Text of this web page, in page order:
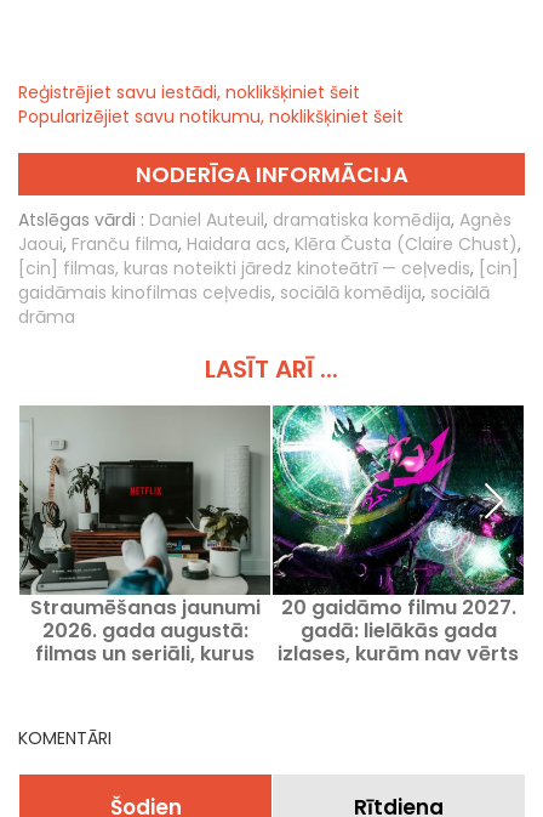
Reģistrējiet savu iestādi, noklikšķiniet šeit
Popularizējiet savu notikumu, noklikšķiniet šeit
NODERĪGA INFORMĀCIJA
Atslēgas vārdi : Daniel Auteuil, dramatiska komēdija, Agnès
Jaoui, Franču filma, Haidara acs, Klēra Čusta (Claire Chust),
[cin] filmas, kuras noteikti jāredz kinoteātrī — ceļvedis, [cin]
gaidāmais kinofilmas ceļvedis, sociālā komēdija, sociālā
drāma
LASĪT ARĪ ...
Straumēšanas jaunumi
2026. gada augustā:
filmas un seriāli, kurus
20 gaidāmo filmu 2027.
gadā: lielākās gada
izlases, kurām nav vērts
KOMENTĀRI
Šodien Rītdiena